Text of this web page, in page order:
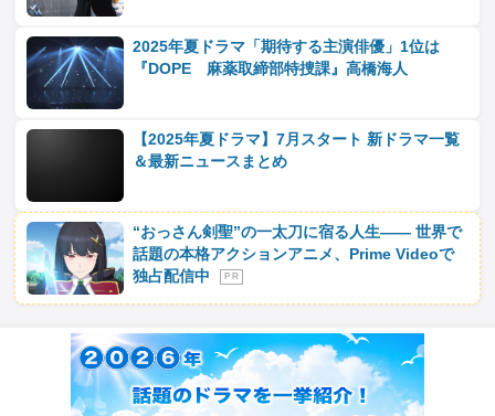
2025年夏ドラマ「期待する主演俳優」1位は
『DOPE 麻薬取締部特捜課』高橋海人
【2025年夏ドラマ】7月スタート 新ドラマ一覧
＆最新ニュースまとめ
“おっさん剣聖”の一太刀に宿る人生―― 世界で
話題の本格アクションアニメ、Prime Videoで
独占配信中
P R